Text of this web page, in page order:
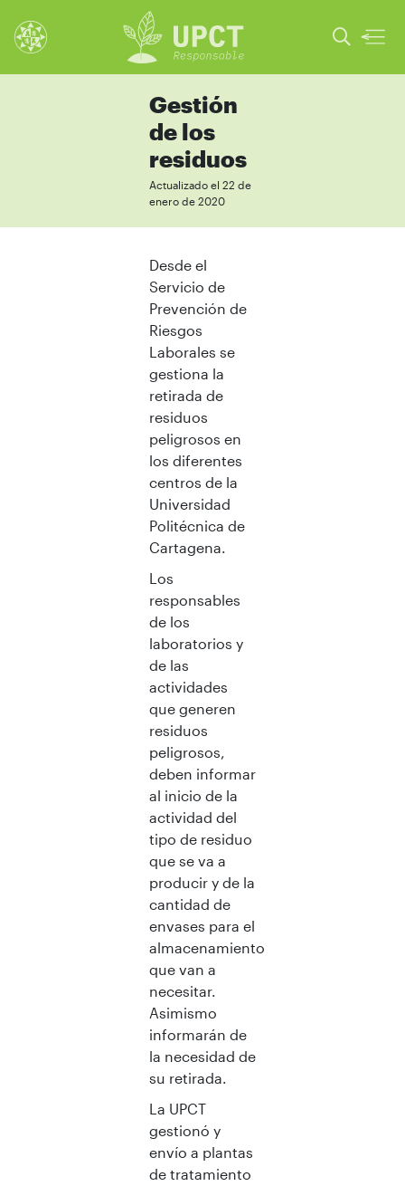
Gestión
de los
residuos
Actualizado el 22 de
enero de 2020
Desde el
Servicio de
Prevención de
Riesgos
Laborales se
gestiona la
retirada de
residuos
peligrosos en
los diferentes
centros de la
Universidad
Politécnica de
Cartagena.
Los
responsables
de los
laboratorios y
de las
actividades
que generen
residuos
peligrosos,
deben informar
al inicio de la
actividad del
tipo de residuo
que se va a
producir y de la
cantidad de
envases para el
almacenamiento
que van a
necesitar.
Asimismo
informarán de
la necesidad de
su retirada.
La UPCT
gestionó y
envío a plantas
de tratamiento